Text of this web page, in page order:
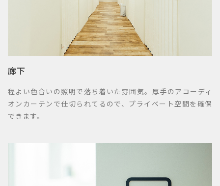
廊下
程よい色合いの照明で落ち着いた雰囲気。厚手のアコーディ
オンカーテンで仕切られてるので、プライベート空間を確保
できます。